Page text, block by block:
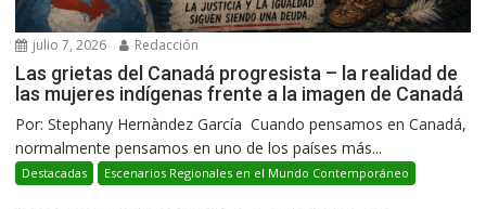
julio 7, 2026 Redacción
Las grietas del Canadá progresista – la realidad de
las mujeres indígenas frente a la imagen de Canadá
Por: Stephany Hernàndez García Cuando pensamos en Canadá,
normalmente pensamos en uno de los países más...
Destacadas Escenarios Regionales en el Mundo Contemporáneo